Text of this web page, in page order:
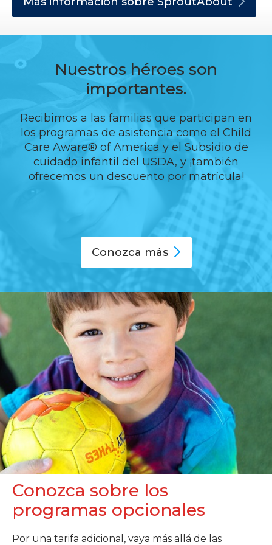
Nuestros héroes son
importantes.
Recibimos a las familias que participan en
los programas de asistencia como el Child
Care Aware® of America y el Subsidio de
cuidado infantil del USDA, y ¡también
ofrecemos un descuento por matrícula!
Conozca más
Conozca sobre los
programas opcionales
Por una tarifa adicional, vaya más allá de las